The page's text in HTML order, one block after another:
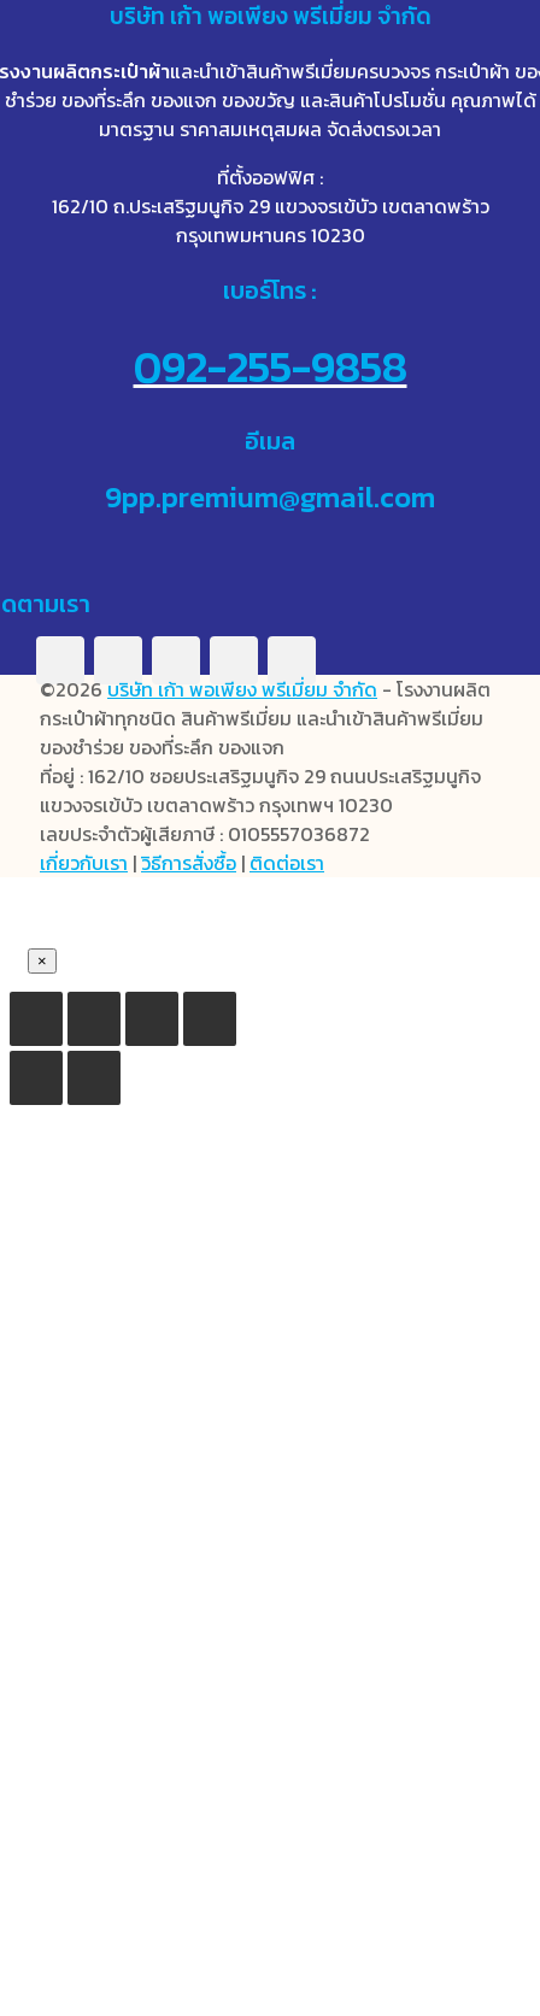
บริษัท เก้าพอเพียง พรีเมี่ยม จำกัด
งงานผลิตกระเป๋าผ้าและนำเข้าสินค้าพรีเมี่ยมครบวงจร กระเป๋าผ้า ข
ชำร่วย ของที่ระลึก ของแจก ของขวัญ และสินค้าโปรโมชั่น คุณภาพได้
มาตรฐาน ราคาสมเหตุสมผล จัดส่งตรงเวลา
ที่ตั้งออฟฟิศ :
162/10 ถ.ประเสริฐมนูกิจ 29 แขวงจรเข้บัว เขตลาดพร้าว
กรุงเทพมหานคร 10230
เบอร์โทร :
092-255-9858
อีเมล
9pp.premium@gmail.com
ตามเรา
©2026 บริษัท เก้า พอเพียง พรีเมี่ยม จำกัด - โรงงานผลิต
กระเป๋าผ้าทุกชนิด สินค้าพรีเมี่ยม และนำเข้าสินค้าพรีเมี่ยม
ของชำร่วย ของที่ระลึก ของแจก
ที่อยู่ : 162/10 ซอยประเสริฐมนูกิจ 29 ถนนประเสริฐมนูกิจ
แขวงจรเข้บัว เขตลาดพร้าว กรุงเทพฯ 10230
เลขประจำตัวผู้เสียภาษี : 0105557036872
เกี่ยวกับเรา |วิธีการสั่งซื้อ | ติดต่อเรา
×